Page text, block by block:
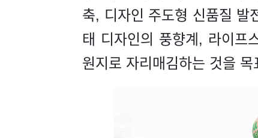
축, 디자인 주도형 신품질 발
태 디자인의 풍향계, 라이프
원지로 자리매김하는 것을